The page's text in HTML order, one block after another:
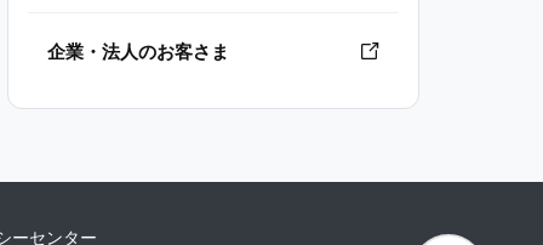
企業・法人のお客さま
ーセンター